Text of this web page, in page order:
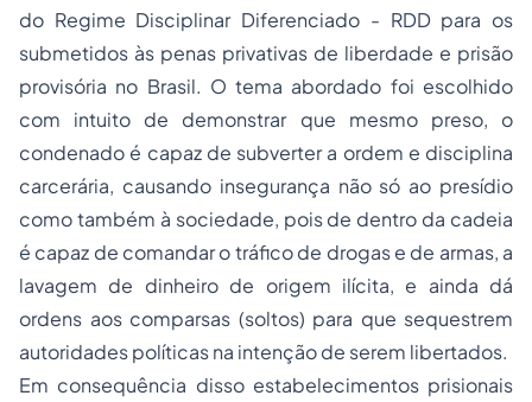
do Regime Disciplinar Diferenciado - RDD para os
submetidos às penas privativas de liberdade e prisão
provisória no Brasil. O tema abordado foi escolhido
com intuito de demonstrar que mesmo preso, o
condenado é capaz de subverter a ordem e disciplina
carcerária, causando insegurança não só ao presídio
como também à sociedade, pois de dentro da cadeia
é capaz de comandar o tráfico de drogas e de armas, a
lavagem de dinheiro de origem ilícita, e ainda dá
ordens aos comparsas (soltos) para que sequestrem
autoridades políticas na intenção de serem libertados.
Em consequência disso estabelecimentos prisionais